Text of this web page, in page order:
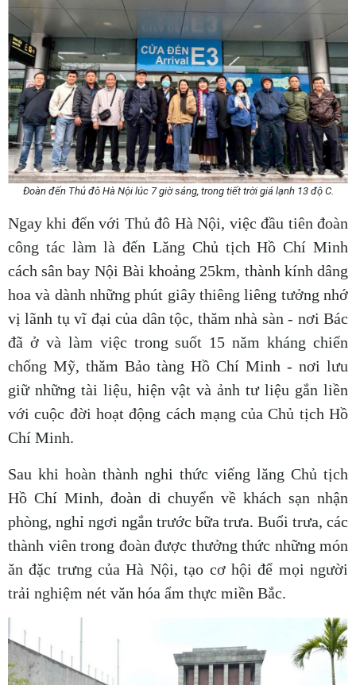
Đoàn đến Thủ đô Hà Nội lúc 7 giờ sáng, trong tiết trời giá lạnh 13 độ C.
Ngay khi đến với Thủ đô Hà Nội, việc đầu tiên đoàn
công tác làm là đến Lăng Chủ tịch Hồ Chí Minh
cách sân bay Nội Bài khoảng 25km, thành kính dâng
hoa và dành những phút giây thiêng liêng tưởng nhớ
vị lãnh tụ vĩ đại của dân tộc, thăm nhà sàn - nơi Bác
đã ở và làm việc trong suốt 15 năm kháng chiến
chống Mỹ, thăm Bảo tàng Hồ Chí Minh - nơi lưu
giữ những tài liệu, hiện vật và ảnh tư liệu gắn liền
với cuộc đời hoạt động cách mạng của Chủ tịch Hồ
Chí Minh.
Sau khi hoàn thành nghi thức viếng lăng Chủ tịch
Hồ Chí Minh, đoàn di chuyển về khách sạn nhận
phòng, nghỉ ngơi ngắn trước bữa trưa. Buổi trưa, các
thành viên trong đoàn được thưởng thức những món
ăn đặc trưng của Hà Nội, tạo cơ hội để mọi người
trải nghiệm nét văn hóa ẩm thực miền Bắc.